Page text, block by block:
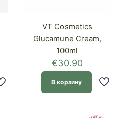
VT Cosmetics
Glucamune Cream,
100ml
€30.90
В корзину